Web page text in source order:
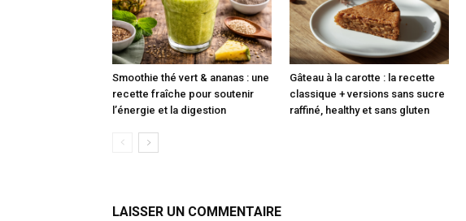
Smoothie thé vert & ananas : une
recette fraîche pour soutenir
l’énergie et la digestion
Gâteau à la carotte : la recette
classique + versions sans sucre
raffiné, healthy et sans gluten
LAISSER UN COMMENTAIRE